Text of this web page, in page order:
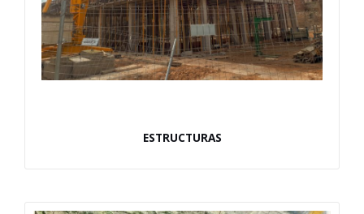
ESTRUCTURAS